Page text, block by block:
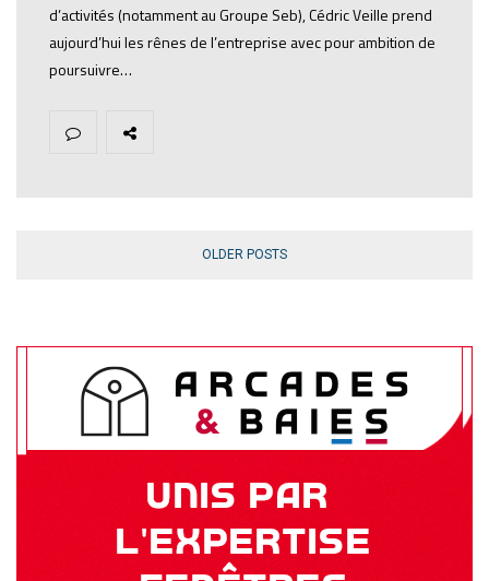
d’activités (notamment au Groupe Seb), Cédric Veille prend
aujourd’hui les rênes de l’entreprise avec pour ambition de
poursuivre…
OLDER POSTS